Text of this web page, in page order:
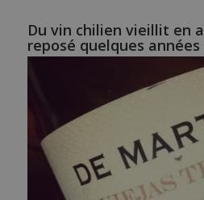
Du vin chilien vieillit en
reposé quelques années